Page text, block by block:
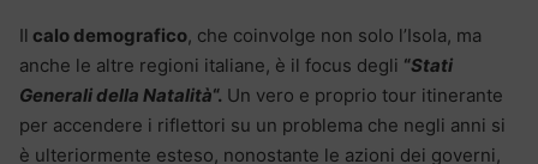
Il calo demografico, che coinvolge non solo l’Isola, ma
anche le altre regioni italiane, è il focus degli “Stati
Generali della Natalità“. Un vero e proprio tour itinerante
per accendere i riflettori su un problema che negli anni si
è ulteriormente esteso, nonostante le azioni dei governi,